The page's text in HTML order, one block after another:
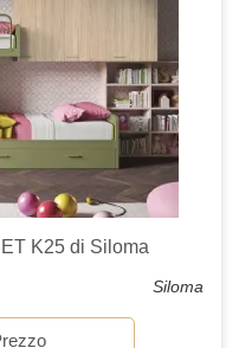
K25 di Siloma
Siloma